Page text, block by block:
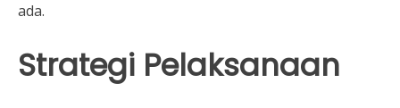
ada.
Strategi Pelaksanaan